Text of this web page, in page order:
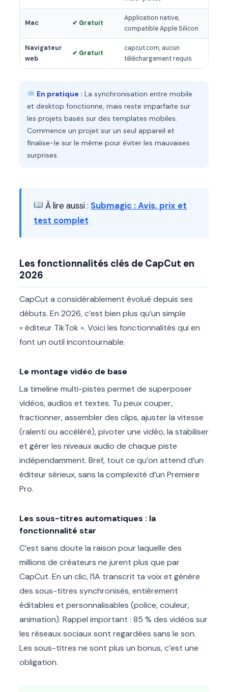
Mac ✔ Gratuit
Application native,
compatible Apple Silicon
Navigateur
web
✔ Gratuit
capcut.com, aucun
téléchargement requis
En pratique : La synchronisation entre mobile
et desktop fonctionne, mais reste imparfaite sur
les projets basés sur des templates mobiles.
Commence un projet sur un seul appareil et
finalise-le sur le même pour éviter les mauvaises
surprises.
À lire aussi : Submagic : Avis, prix et
test complet
Les fonctionnalités clés de CapCut en
2026
CapCut a considérablement évolué depuis ses
débuts. En 2026, c’est bien plus qu’un simple
« éditeur TikTok ». Voici les fonctionnalités qui en
font un outil incontournable.
Le montage vidéo de base
La timeline multi-pistes permet de superposer
vidéos, audios et textes. Tu peux couper,
fractionner, assembler des clips, ajuster la vitesse
(ralenti ou accéléré), pivoter une vidéo, la stabiliser
et gérer les niveaux audio de chaque piste
indépendamment. Bref, tout ce qu’on attend d’un
éditeur sérieux, sans la complexité d’un Premiere
Pro.
Les sous-titres automatiques : la
fonctionnalité star
C’est sans doute la raison pour laquelle des
millions de créateurs ne jurent plus que par
CapCut. En un clic, l’IA transcrit ta voix et génère
des sous-titres synchronisés, entièrement
éditables et personnalisables (police, couleur,
animation). Rappel important : 85 % des vidéos sur
les réseaux sociaux sont regardées sans le son.
Les sous-titres ne sont plus un bonus, c’est une
obligation.